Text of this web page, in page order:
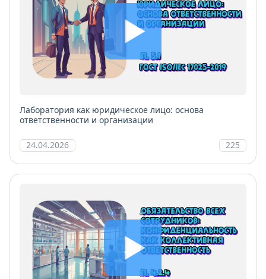
Лаборатория как юридическое лицо: основа
ответственности и организации
24.04.2026 225